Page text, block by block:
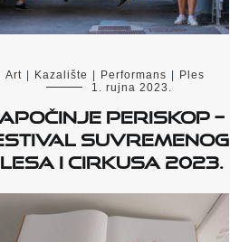
Art | Kazalište | Performans | Ples
1. rujna 2023.
PERISKOP –
suvremenog
i cirkusa 2023.